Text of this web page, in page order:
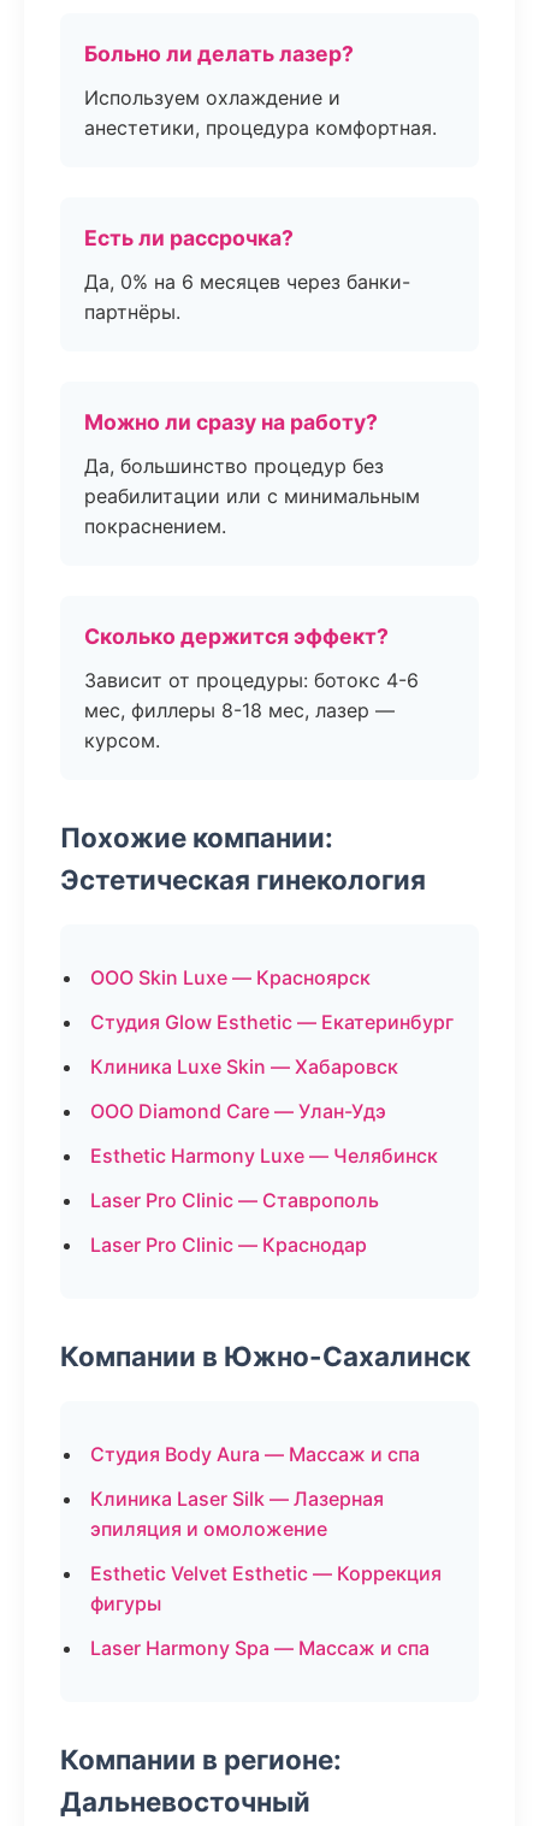
Больно ли делать лазер?
Используем охлаждение и
анестетики, процедура комфортная.
Есть ли рассрочка?
Да, 0% на 6 месяцев через банки-
партнёры.
Можно ли сразу на работу?
Да, большинство процедур без
реабилитации или с минимальным
покраснением.
Сколько держится эффект?
Зависит от процедуры: ботокс 4-6
мес, филлеры 8-18 мес, лазер —
курсом.
Похожие компании:
Эстетическая гинекология
ООО Skin Luxe — Красноярск
Студия Glow Esthetic — Екатеринбург
Клиника Luxe Skin — Хабаровск
ООО Diamond Care — Улан-Удэ
Esthetic Harmony Luxe — Челябинск
Laser Pro Clinic — Ставрополь
Laser Pro Clinic — Краснодар
Компании в Южно-Сахалинск
Студия Body Aura — Массаж и спа
Клиника Laser Silk — Лазерная
эпиляция и омоложение
Esthetic Velvet Esthetic — Коррекция
фигуры
Laser Harmony Spa — Массаж и спа
Компании в регионе:
Дальневосточный